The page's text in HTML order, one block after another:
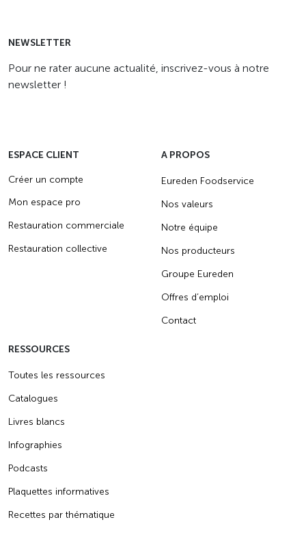
NEWSLETTER
Pour ne rater aucune actualité, inscrivez-vous à notre
newsletter !
ESPACE CLIENT
Créer un compte
Mon espace pro
Restauration commerciale
Restauration collective
A PROPOS
Eureden Foodservice
Nos valeurs
Notre équipe
Nos producteurs
Groupe Eureden
Offres d’emploi
Contact
RESSOURCES
Toutes les ressources
Catalogues
Livres blancs
Infographies
Podcasts
Plaquettes informatives
Recettes par thématique